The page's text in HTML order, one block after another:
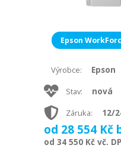
Epson
Výrobce: Epson
Stav: nová
Záruka: 12/
od 28 554 Kč
od 34 550 Kč vč.